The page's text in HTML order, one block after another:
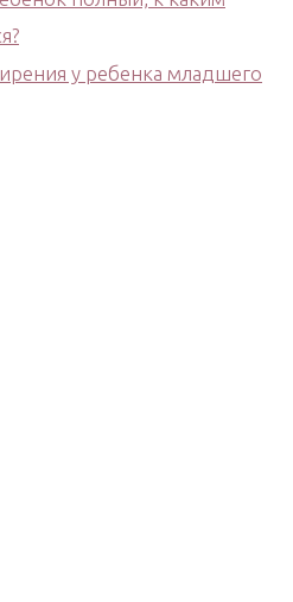
у ребенка младшего